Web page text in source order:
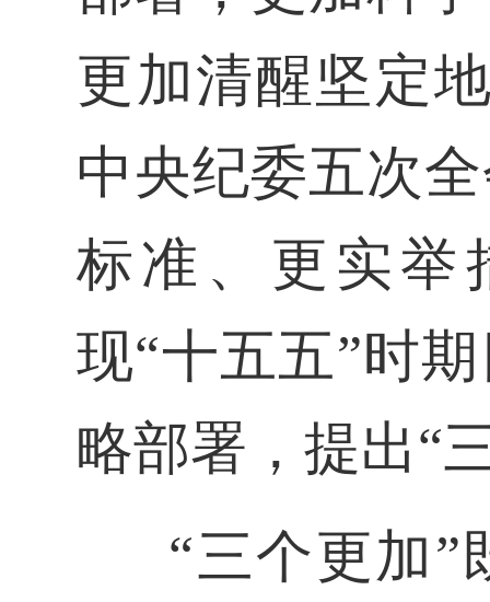
更加清醒坚定
中央纪委五次
标准、更实举
现“十五五”时
略部署，提出“
“三个更加